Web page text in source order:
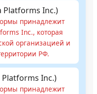
Platforms Inc.)
принадлежит
Inc., которая
организацией и
РФ.
Platforms Inc.)
принадлежит